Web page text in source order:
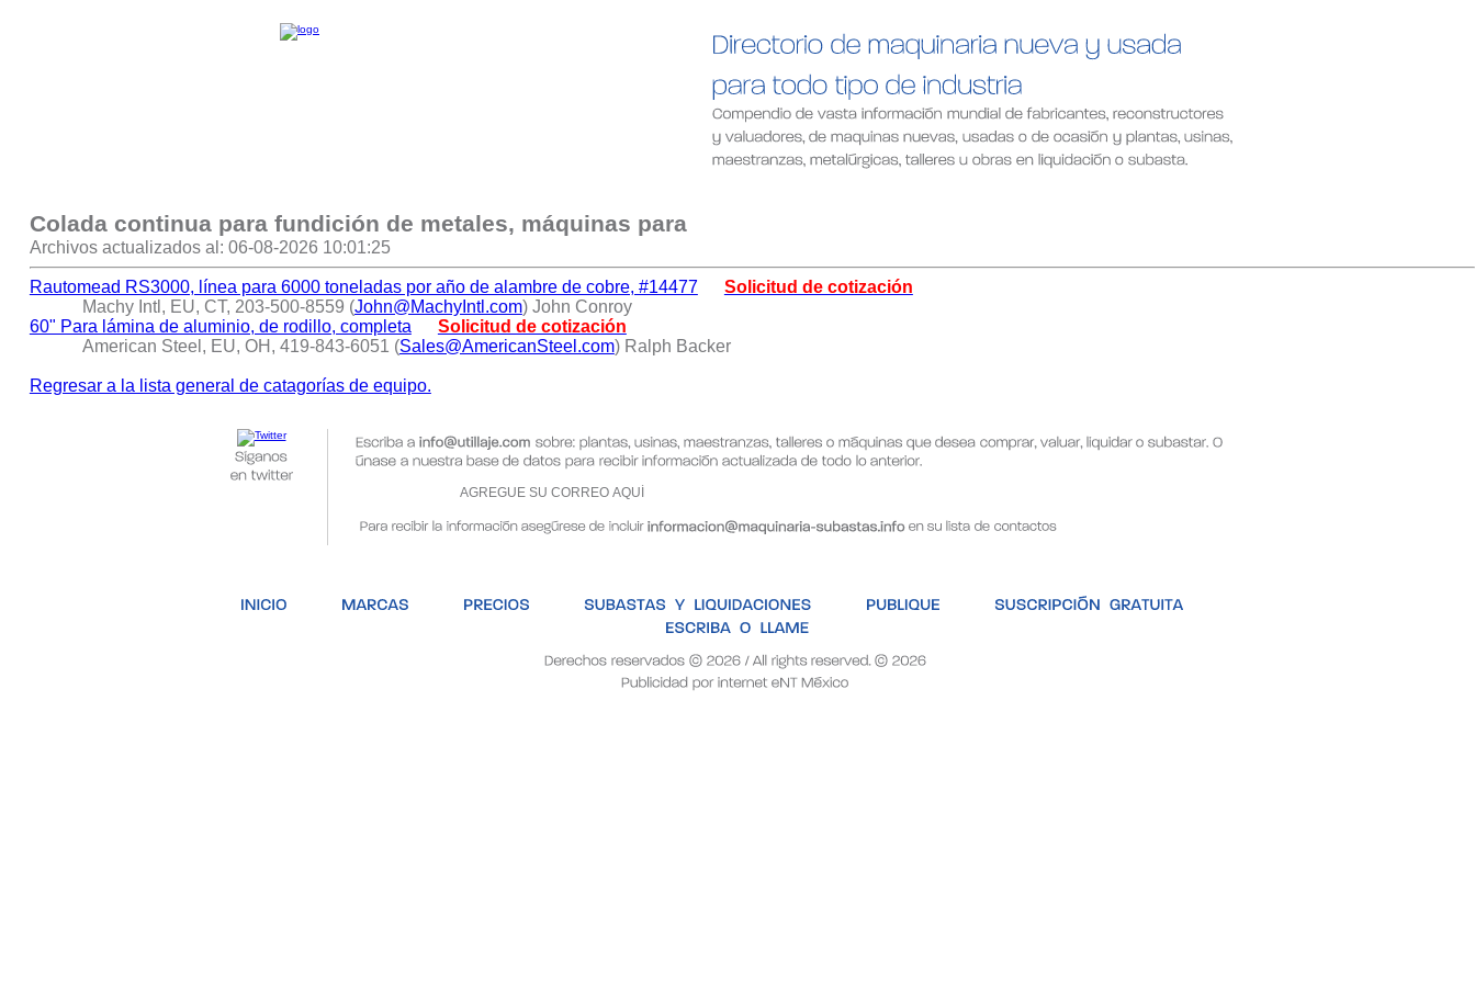
Colada continua para fundición de metales, máquinas para
Archivos actualizados al: 06-08-2026 10:01:25
Rautomead RS3000, línea para 6000 toneladas por año de alambre de cobre, #14477
Solicitud de cotización
Machy Intl, EU, CT, 203-500-8559 (John@MachyIntl.com) John Conroy
60" Para lámina de aluminio, de rodillo, completa
Solicitud de cotización
American Steel, EU, OH, 419-843-6051 (Sales@AmericanSteel.com) Ralph Backer
Regresar a la lista general de catagorías de equipo.